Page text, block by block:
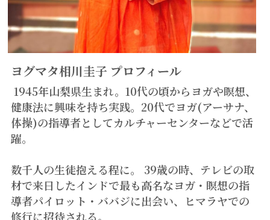
ヨグマタ相川圭子 プロフィール
1945年山梨県生まれ。10代の頃からヨガや瞑想、
健康法に興味を持ち実践。20代でヨガ(アーサナ、
体操)の指導者としてカルチャーセンターなどで活
躍。
数千人の生徒抱える程に。 39歳の時、テレビの取
材で来日したインドで最も高名なヨガ・瞑想の指
導者パイロット・ババジに出会い、ヒマラヤでの
修行に招待される。